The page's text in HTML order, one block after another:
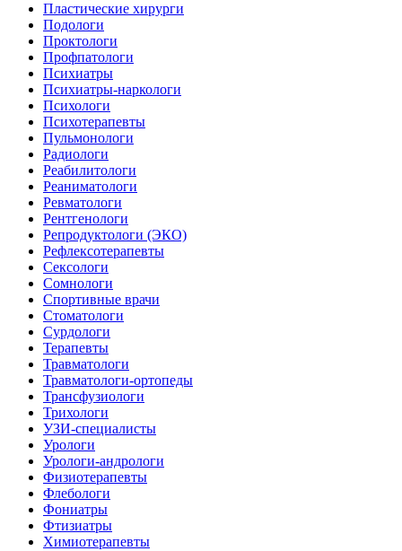
Пластические хирурги
Подологи
Проктологи
Профпатологи
Психиатры
Психиатры-наркологи
Психологи
Психотерапевты
Пульмонологи
Радиологи
Реабилитологи
Реаниматологи
Ревматологи
Рентгенологи
Репродуктологи (ЭКО)
Рефлексотерапевты
Сексологи
Сомнологи
Спортивные врачи
Стоматологи
Сурдологи
Терапевты
Травматологи
Травматологи-ортопеды
Трансфузиологи
Трихологи
УЗИ-специалисты
Урологи
Урологи-андрологи
Физиотерапевты
Флебологи
Фониатры
Фтизиатры
Химиотерапевты